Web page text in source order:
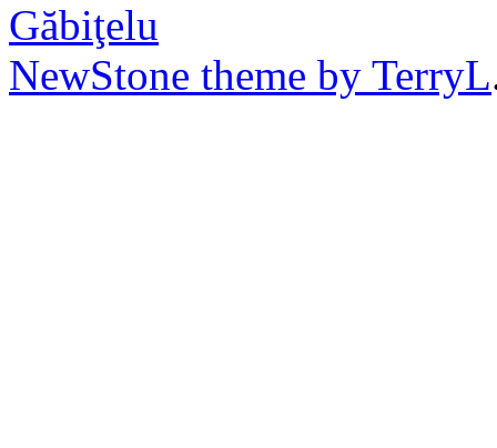
Găbiţelu
NewStone theme by TerryL